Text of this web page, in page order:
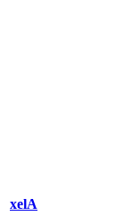
xelA